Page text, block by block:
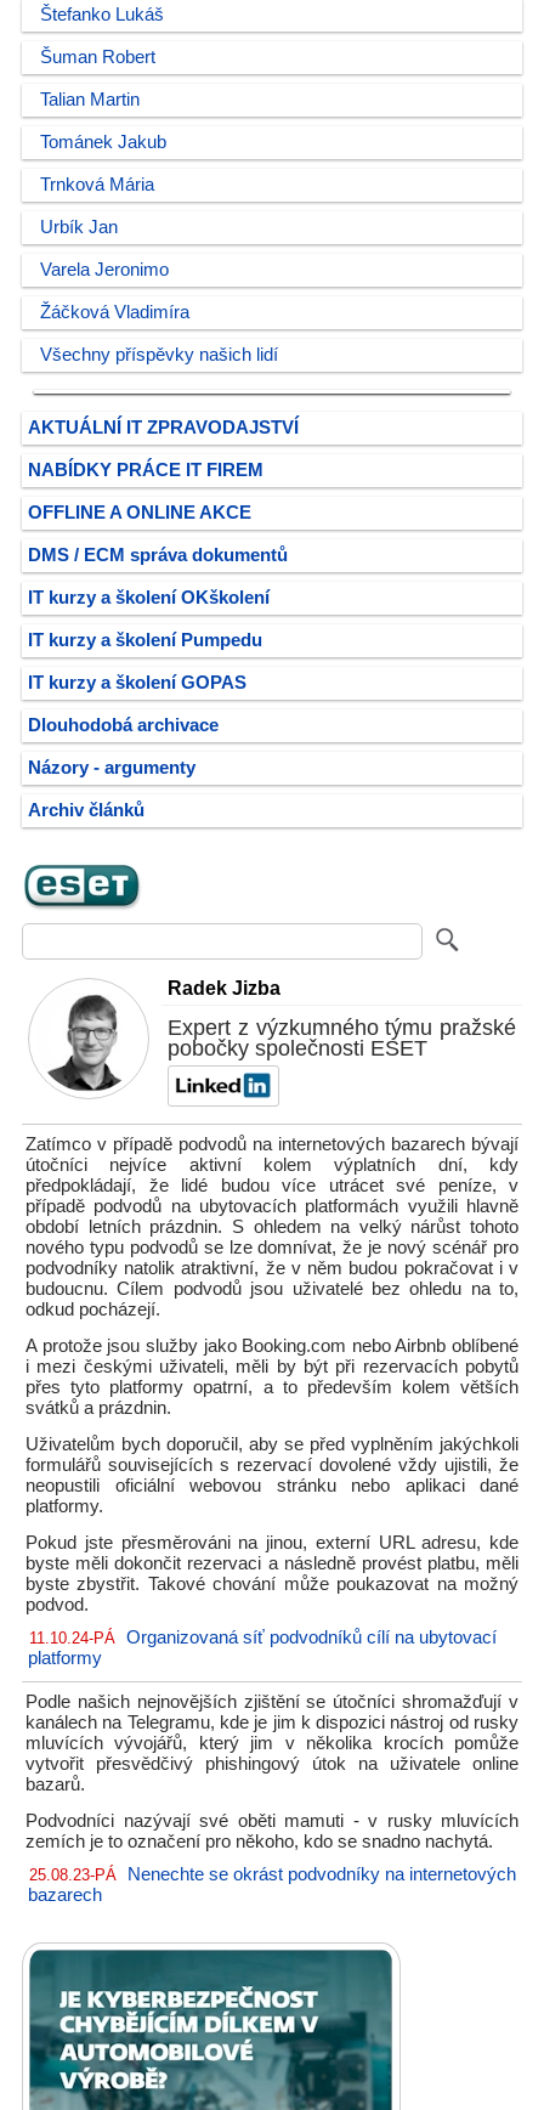
Štefanko Lukáš
Šuman Robert
Talian Martin
Tománek Jakub
Trnková Mária
Urbík Jan
Varela Jeronimo
Žáčková Vladimíra
Všechny příspěvky našich lidí
AKTUÁLNÍ IT ZPRAVODAJSTVÍ
NABÍDKY PRÁCE IT FIREM
OFFLINE A ONLINE AKCE
DMS / ECM správa dokumentů
IT kurzy a školení OKškolení
IT kurzy a školení Pumpedu
IT kurzy a školení GOPAS
Dlouhodobá archivace
Názory - argumenty
Archiv článků
Radek Jizba
Expert z výzkumného týmu pražské
pobočky společnosti ESET
Zatímco v případě podvodů na internetových bazarech bývají
útočníci nejvíce aktivní kolem výplatních dní, kdy
předpokládají, že lidé budou více utrácet své peníze, v
případě podvodů na ubytovacích platformách využili hlavně
období letních prázdnin. S ohledem na velký nárůst tohoto
nového typu podvodů se lze domnívat, že je nový scénář pro
podvodníky natolik atraktivní, že v něm budou pokračovat i v
budoucnu. Cílem podvodů jsou uživatelé bez ohledu na to,
odkud pocházejí.
A protože jsou služby jako Booking.com nebo Airbnb oblíbené
i mezi českými uživateli, měli by být při rezervacích pobytů
přes tyto platformy opatrní, a to především kolem větších
svátků a prázdnin.
Uživatelům bych doporučil, aby se před vyplněním jakýchkoli
formulářů souvisejících s rezervací dovolené vždy ujistili, že
neopustili oficiální webovou stránku nebo aplikaci dané
platformy.
Pokud jste přesměrováni na jinou, externí URL adresu, kde
byste měli dokončit rezervaci a následně provést platbu, měli
byste zbystřit. Takové chování může poukazovat na možný
podvod.
11.10.24-PÁ Organizovaná síť podvodníků cílí na ubytovací
platformy
Podle našich nejnovějších zjištění se útočníci shromažďují v
kanálech na Telegramu, kde je jim k dispozici nástroj od rusky
mluvících vývojářů, který jim v několika krocích pomůže
vytvořit přesvědčivý phishingový útok na uživatele online
bazarů.
Podvodníci nazývají své oběti mamuti - v rusky mluvících
zemích je to označení pro někoho, kdo se snadno nachytá.
25.08.23-PÁ
Nenechte se okrást podvodníky na internetových
bazarech